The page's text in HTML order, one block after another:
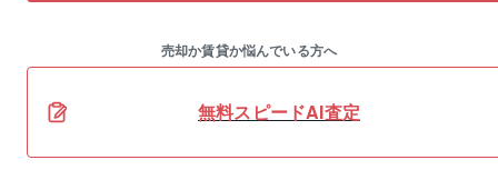
売却か賃貸か悩んでいる方へ
無料スピードAI査定